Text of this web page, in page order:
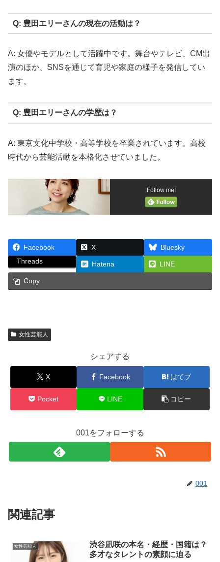
Q: 豊田エリーさんの現在の活動は？
A: 女優やモデルとして活躍中です。舞台やテレビ、CM出
演のほか、SNSを通じて育児や家庭の様子を発信してい
ます。
Q: 豊田エリーさんの学歴は？
A: 東京文化中学校・高等学校を卒業されています。高校
時代から芸能活動を本格化させていました。
Follow me!
Facebook X
Bluesky
Threads
Hatena LINE
Copy
女性芸能人
シェアする
X Facebook はてブ
Pocket LINE コピー
001をフォローする
001
関連記事
女性芸能人
渋谷凪咲の本名・経歴・国籍は？
多才なタレントの素顔に迫る